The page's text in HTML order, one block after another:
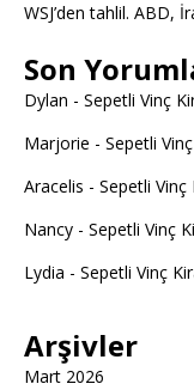
WSJ’den tahlil. ABD,
Son
Dylan - Sepetli Vinç
Marjorie - Sepetli
Aracelis - Sepetli Vinç
Nancy - Sepetli Vinç
Lydia - Sepetli Vinç
Arşivler
Mart 2026